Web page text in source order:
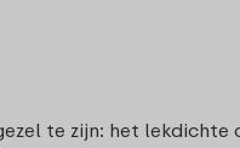
te zijn: het